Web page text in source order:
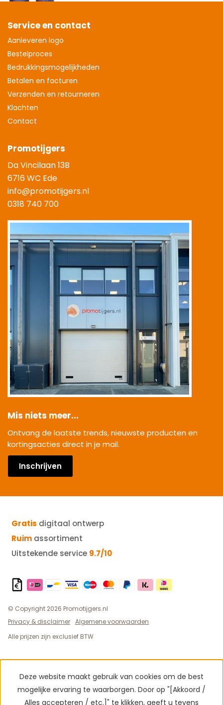
Service en contact
Aanleveren logo
Bestelproces
Bedrukkingsmogelijkheden
Betalen en facturen
Verzenden en retourneren
Klachten
Contact
Promotijgers
Da Vincilaan 13B
6716 WC Ede
info@promotijgers.nl
0318 740 700
Mis niets meer...
Ontvang de laatste trends, nieuwste producten en
kortingsacties direct in je mail.
Inschrijven
Gratis digitaal ontwerp
Ruim assortiment
Uitstekende service 9.7/10
© Copyright 2026 Promotijgers.nl
Privacy & disclaimer Algemene voorwaarden
Alle prijzen zijn exclusief BTW
Deze website maakt gebruik van cookies om de best
mogelijke ervaring te waarborgen. Door op "[Akkoord /
Alles accepteren / etc.]" te klikken, geeft u tevens